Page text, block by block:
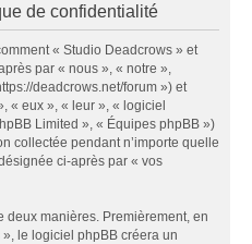
de confidentialité
« Studio Deadcrows » et
par « nous », « notre »,
deadcrows.net/forum ») et
« eux », « leur », « logiciel
Limited », « Équipes phpBB »)
collectée pendant n’importe quelle
ci-après par « vos
deux manières. Premièrement, en
le logiciel phpBB créera un